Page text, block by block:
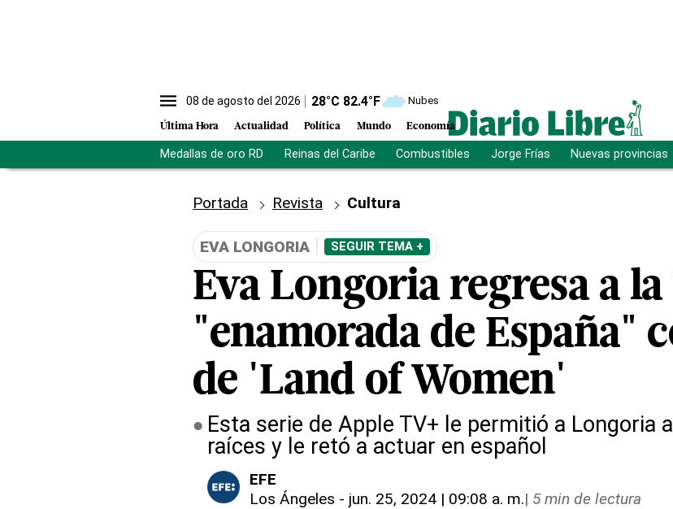
08 de agosto del 2026 28°C 82.4°F Nubes
Última Hora Actualidad Política Mundo Economía
Medallas de oro RD Reinas del Caribe Combustibles Jorge Frías Nuevas provincias
Portada Revista Cultura
EVA LONGORIA SEGUIR TEMA +
Eva Longoria regresa a la
"enamorada de España"
de 'Land of Women'
Esta serie de Apple TV+ le permitió a Longoria
raíces y le retó a actuar en español
EFE
Los Ángeles - jun. 25, 2024 | 09:08 a. m.| 5 min de lectura